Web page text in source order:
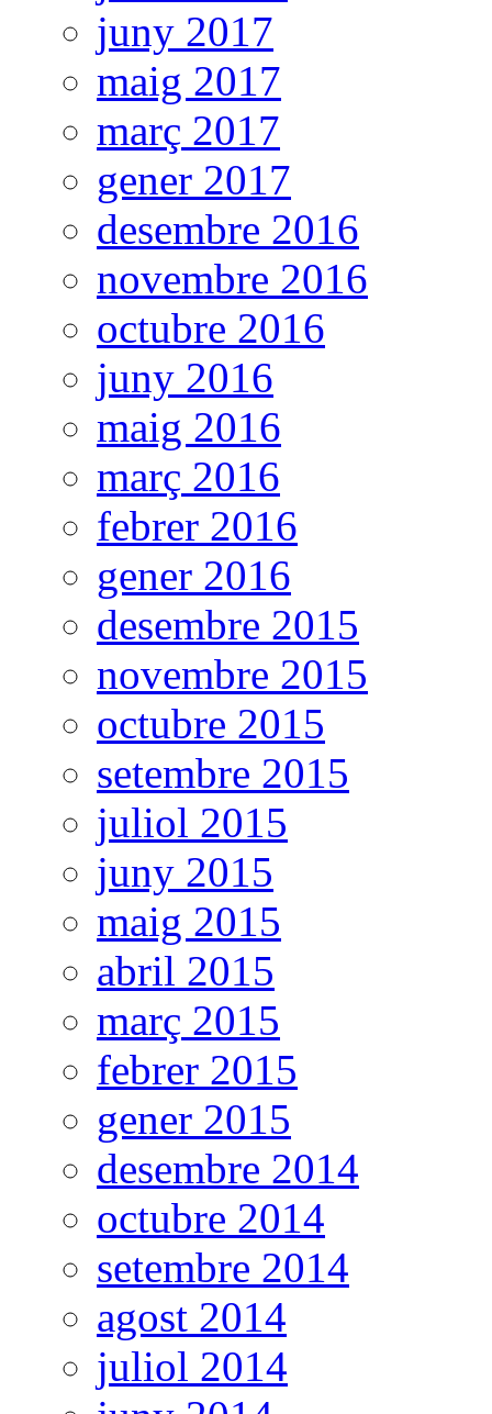
juny 2017
maig 2017
març 2017
gener 2017
desembre 2016
novembre 2016
octubre 2016
juny 2016
maig 2016
març 2016
febrer 2016
gener 2016
desembre 2015
novembre 2015
octubre 2015
setembre 2015
juliol 2015
juny 2015
maig 2015
abril 2015
març 2015
febrer 2015
gener 2015
desembre 2014
octubre 2014
setembre 2014
agost 2014
juliol 2014